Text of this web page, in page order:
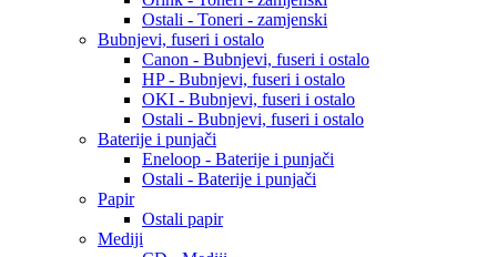
Ostali - Toneri - zamjenski
Bubnjevi, fuseri i ostalo
Canon - Bubnjevi, fuseri i ostalo
HP - Bubnjevi, fuseri i ostalo
OKI - Bubnjevi, fuseri i ostalo
Ostali - Bubnjevi, fuseri i ostalo
Baterije i punjači
Eneloop - Baterije i punjači
Ostali - Baterije i punjači
Papir
Ostali papir
Mediji